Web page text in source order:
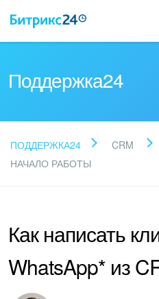
Прочитайте
ответы
Поддержка Битрикс24
Регистрация и вход
Поддержка24
ПОДДЕРЖКА24 CRM
НАЧАЛО РАБОТЫ
Как написать
WhatsApp* из